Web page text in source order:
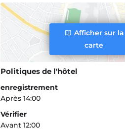
Afficher sur la
carte
Politiques de l'hôtel
enregistrement
Après 14:00
Vérifier
Avant 12:00